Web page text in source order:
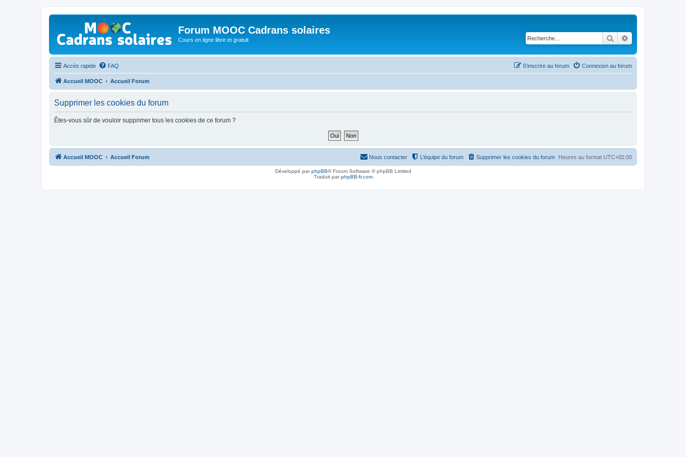
Forum MOOC Cadrans solaires
Cours en ligne libre et gratuit Rechercher
Accès rapide FAQ Connexion au forum
S’inscrire au forum
Accueil MOOC Accueil Forum
Supprimer les cookies du forum
Êtes-vous sûr de vouloir supprimer tous les cookies de ce forum ?
Accueil MOOC Accueil Forum Heures au format UTC+02:00
Supprimer les cookies du forum
L’équipe du forum
Nous contacter
Développé parphpBB® Forum Software © phpBB Limited
Traduit parphpBB-fr.com